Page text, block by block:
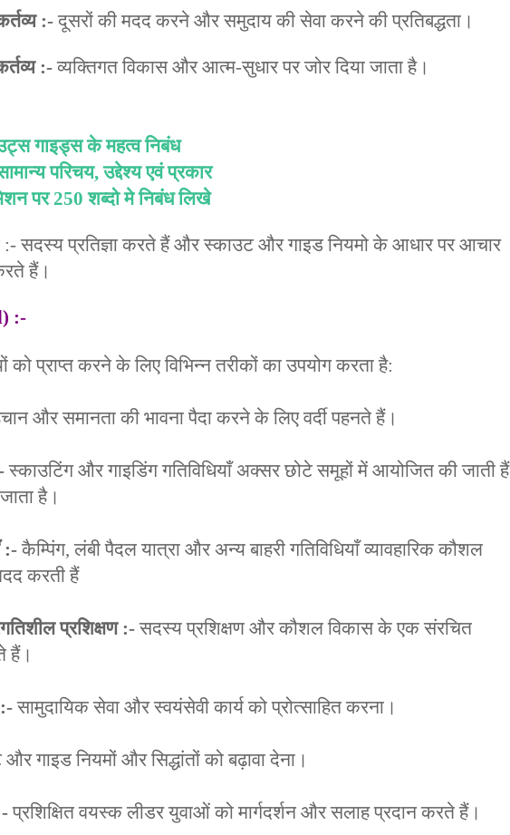
:-दूसरों की मदद करने और समुदाय की सेवा करने की प्रतिबद्धता।
:-व्यक्तिगत विकास और आत्म-सुधार पर जोर दिया जाता है।
गाइड्स के महत्व निबंध
परिचय, उद्देश्य एवं प्रकार
पर 250 शब्दो मे निबंध लिखे
:- सदस्य प्रतिज्ञा करते हैं और स्काउट और गाइड नियमो के आधार पर आचार
हैं।
:-
को प्राप्त करने के लिए विभिन्न तरीकों का उपयोग करता है:
और समानता की भावना पैदा करने के लिए वर्दी पहनते हैं।
स्काउटिंग और गाइडिंग गतिविधियाँ अक्सर छोटे समूहों में आयोजित की जाती हैं
है।
:-कैम्पिंग, लंबी पैदल यात्रा और अन्य बाहरी गतिविधियाँ व्यावहारिक कौशल
करती हैं
प्रशिक्षण :-सदस्य प्रशिक्षण और कौशल विकास के एक संरचित
हैं।
सामुदायिक सेवा और स्वयंसेवी कार्य को प्रोत्साहित करना।
गाइड नियमों और सिद्धांतों को बढ़ावा देना।
प्रशिक्षित वयस्क लीडर युवाओं को मार्गदर्शन और सलाह प्रदान करते हैं।